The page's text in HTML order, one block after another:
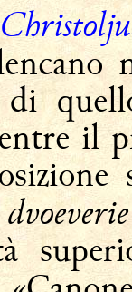
il
dvoeverie